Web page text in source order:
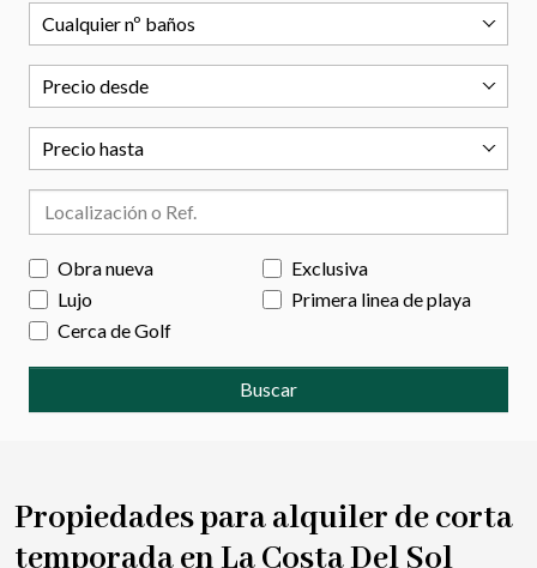
Precio desde
Precio hasta
Cualquier nº baños
Buscar
Obra nueva
Exclusiva
Lujo
Primera linea de playa
Cerca de Golf
Propiedades para alquiler de corta
temporada en La Costa Del Sol